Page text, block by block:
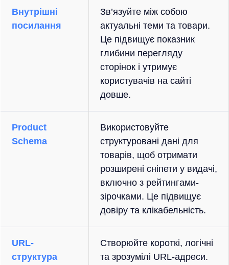
Внутрішні
посилання
Зв’язуйте між собою
актуальні теми та товари.
Це підвищує показник
глибини перегляду
сторінок і утримує
користувачів на сайті
довше.
Product
Schema
Використовуйте
структуровані дані для
товарів, щоб отримати
розширені сніпети у видачі,
включно з рейтингами-
зірочками. Це підвищує
довіру та клікабельність.
URL-
структура
Створюйте короткі, логічні
та зрозумілі URL-адреси.